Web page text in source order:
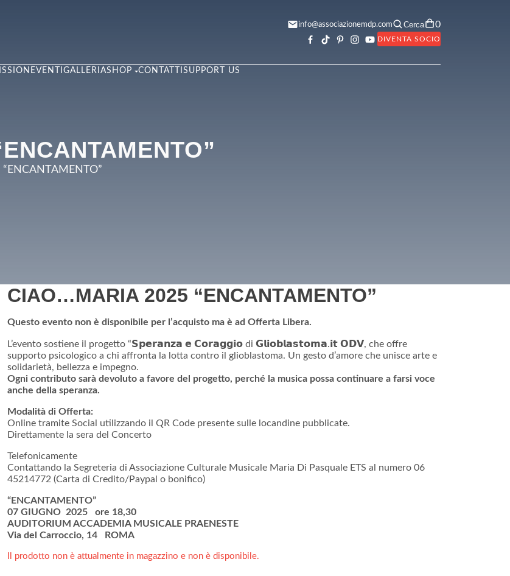
info@associazionemdp.com Cerca 0
DIVENTA SOCIO
EVENTI GALLERIASHOP CONTATTI SUPPORT US
CIAO…MARIA 2025 “ENCANTAMENTO”
Questo evento non è disponibile per l’acquisto ma è ad Offerta Libera.
L’evento sostiene il progetto “𝗦𝗽𝗲𝗿𝗮𝗻𝘇𝗮 𝗲 𝗖𝗼𝗿𝗮𝗴𝗴𝗶𝗼 di 𝗚𝗹𝗶𝗼𝗯𝗹𝗮𝘀𝘁𝗼𝗺𝗮.𝗶𝘁 𝗢𝗗𝗩, che offre
supporto psicologico a chi affronta la lotta contro il glioblastoma. Un gesto d’amore che unisce arte e
solidarietà, bellezza e impegno.
Ogni contributo sarà devoluto a favore del progetto, perché la musica possa continuare a farsi voce
anche della speranza.
Modalità di Offerta:
Online tramite Social utilizzando il QR Code presente sulle locandine pubblicate.
Direttamente la sera del Concerto
Telefonicamente
Contattando la Segreteria di Associazione Culturale Musicale Maria Di Pasquale ETS al numero 06
45214772 (Carta di Credito/Paypal o bonifico)
“ENCANTAMENTO”
07 GIUGNO 2025 ore 18,30
AUDITORIUM ACCADEMIA MUSICALE PRAENESTE
Via del Carroccio, 14 ROMA
Il prodotto non è attualmente in magazzino e non è disponibile.